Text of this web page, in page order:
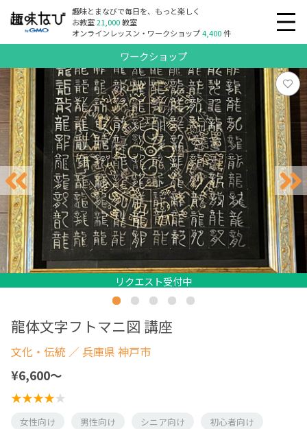
趣味とまなびで毎日を、もっと楽しく
お教室21,000教室
オンラインレッスン・ワークショップ4,400件
ワークショップ
リクエスト受付中
リクエスト受付中
リクエスト受付中
リクエスト受付中
リクエスト受付中
リクエスト受付中
龍体文字フトマニ図 講座
文化・伝統 ／ 兵庫県 神戸市
¥6,600〜
女性向け 男性向け シニア向け
初心者向け